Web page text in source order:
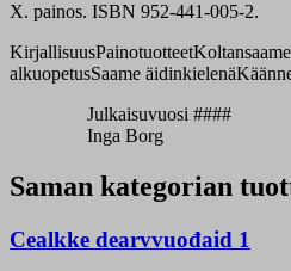
X. painos. ISBN 952-441-005-2.
KirjallisuusPainotuotteet
alkuopetusSaame äidinkielenä
Julkaisuvuosi ####
Inga Borg
Saman kategorian
Cealkke dearvvuođaid 1